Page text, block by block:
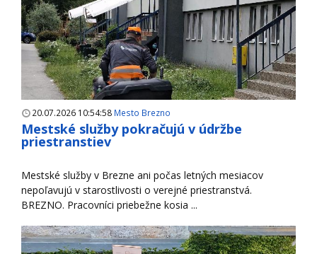
20.07.2026 10:54:58 Mesto Brezno
Mestské služby pokračujú v údržbe
priestranstiev
Mestské služby v Brezne ani počas letných mesiacov
nepoľavujú v starostlivosti o verejné priestranstvá.
BREZNO. Pracovníci priebežne kosia ...